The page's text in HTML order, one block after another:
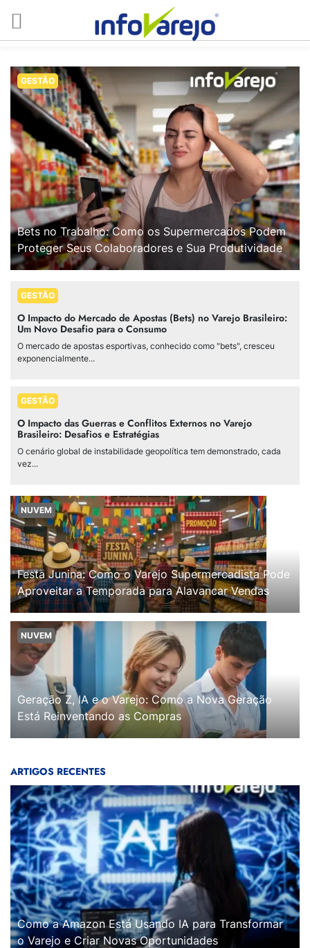
GESTÃO
Bets no Trabalho: Como os Supermercados Podem
Proteger Seus Colaboradores e Sua Produtividade
GESTÃO
O Impacto do Mercado de Apostas (Bets) no Varejo Brasileiro:
Um Novo Desafio para o Consumo
O mercado de apostas esportivas, conhecido como "bets", cresceu
exponencialmente...
GESTÃO
O Impacto das Guerras e Conflitos Externos no Varejo
Brasileiro: Desafios e Estratégias
O cenário global de instabilidade geopolítica tem demonstrado, cada
vez...
NUVEM
Festa Junina: Como o Varejo Supermercadista Pode
Aproveitar a Temporada para Alavancar Vendas
NUVEM
Geração Z, IA e o Varejo: Como a Nova Geração
Está Reinventando as Compras
ARTIGOS RECENTES
Como a Amazon Está Usando IA para Transformar
o Varejo e Criar Novas Oportunidades